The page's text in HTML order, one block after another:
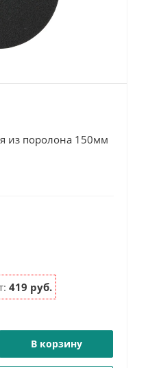
из поролона 150мм
419 руб.
В корзину